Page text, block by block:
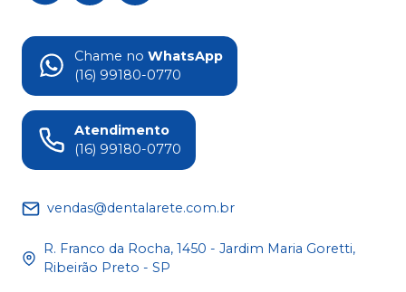
Chame no WhatsApp
(16) 99180-0770
Atendimento
(16) 99180-0770
vendas@dentalarete.com.br
R. Franco da Rocha, 1450 - Jardim Maria Goretti,
Ribeirão Preto - SP